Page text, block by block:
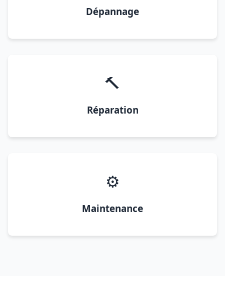
Dépannage
🔨
Réparation
⚙️
Maintenance